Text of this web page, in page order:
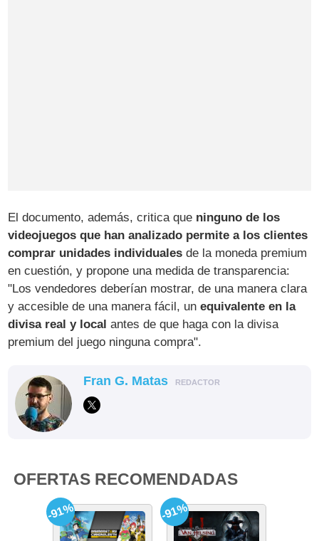
El documento, además, critica que ninguno de los
videojuegos que han analizado permite a los clientes
comprar unidades individuales de la moneda premium
en cuestión, y propone una medida de transparencia:
"Los vendedores deberían mostrar, de una manera clara
y accesible de una manera fácil, unequivalente en la
divisa real y local antes de que haga con la divisa
premium del juego ninguna compra".
Fran G. Matas REDACTOR